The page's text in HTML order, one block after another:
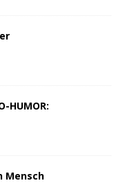
HUMOR:
Mensch